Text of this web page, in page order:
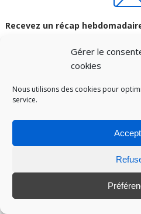
Gérer le
cookies
Nous utilisons des cookies pour
service.
Recevez un récap
Articles
KBEAUTY :